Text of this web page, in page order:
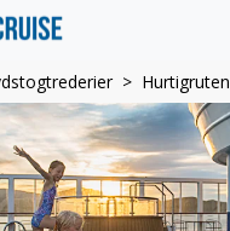
Hurtigruten